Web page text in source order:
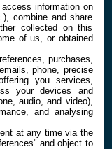
access information on
combine and share
collected on this
of us, or obtained
purchases,
phone, precise
you services,
your devices and
audio, and video),
and analysing
at any time via the
and object to